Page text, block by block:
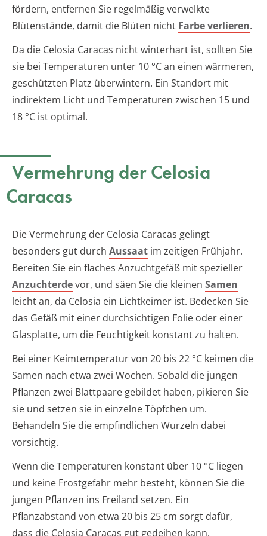
fördern, entfernen Sie regelmäßig verwelkte
Blütenstände, damit die Blüten nicht Farbe verlieren.
Da die Celosia Caracas nicht winterhart ist, sollten Sie
sie bei Temperaturen unter 10 °C an einen wärmeren,
geschützten Platz überwintern. Ein Standort mit
indirektem Licht und Temperaturen zwischen 15 und
18 °C ist optimal.
Vermehrung der Celosia
Caracas
Die Vermehrung der Celosia Caracas gelingt
besonders gut durch Aussaat im zeitigen Frühjahr.
Bereiten Sie ein flaches Anzuchtgefäß mit spezieller
Anzuchterdevor, und säen Sie die kleinen Samen
leicht an, da Celosia ein Lichtkeimer ist. Bedecken Sie
das Gefäß mit einer durchsichtigen Folie oder einer
Glasplatte, um die Feuchtigkeit konstant zu halten.
Bei einer Keimtemperatur von 20 bis 22 °C keimen die
Samen nach etwa zwei Wochen. Sobald die jungen
Pflanzen zwei Blattpaare gebildet haben, pikieren Sie
sie und setzen sie in einzelne Töpfchen um.
Behandeln Sie die empfindlichen Wurzeln dabei
vorsichtig.
Wenn die Temperaturen konstant über 10 °C liegen
und keine Frostgefahr mehr besteht, können Sie die
jungen Pflanzen ins Freiland setzen. Ein
Pflanzabstand von etwa 20 bis 25 cm sorgt dafür,
dass die Celosia Caracas gut gedeihen kann.